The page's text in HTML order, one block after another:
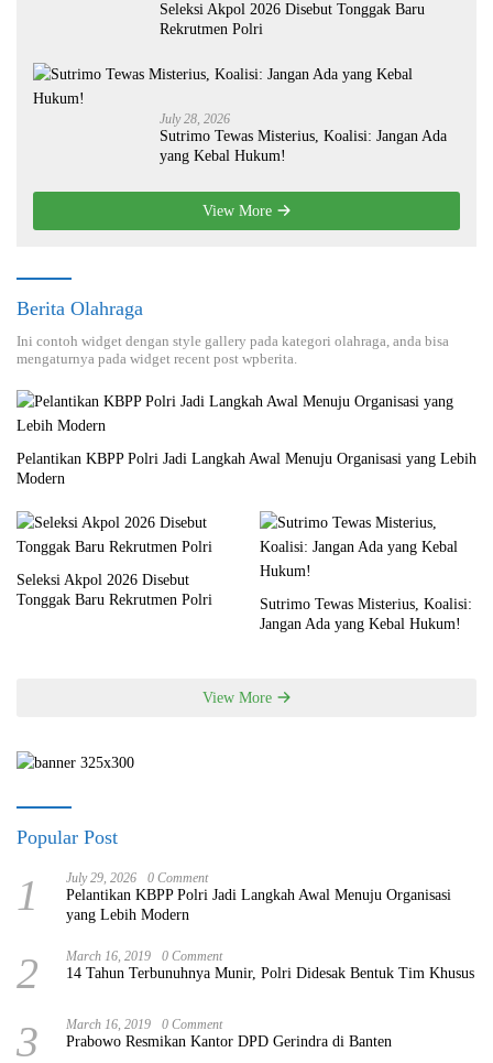
Seleksi Akpol 2026 Disebut Tonggak Baru
Rekrutmen Polri
July 28, 2026
Sutrimo Tewas Misterius, Koalisi: Jangan Ada
yang Kebal Hukum!
View More
Berita Olahraga
Ini contoh widget dengan style gallery pada kategori olahraga, anda bisa
mengaturnya pada widget recent post wpberita.
Pelantikan KBPP Polri Jadi Langkah Awal Menuju Organisasi yang Lebih
Modern
Seleksi Akpol 2026 Disebut
Tonggak Baru Rekrutmen Polri
Sutrimo Tewas Misterius, Koalisi:
Jangan Ada yang Kebal Hukum!
View More
Popular Post
1 July 29, 2026 0 Comment
Pelantikan KBPP Polri Jadi Langkah Awal Menuju Organisasi
yang Lebih Modern
2 March 16, 2019 0 Comment
14 Tahun Terbunuhnya Munir, Polri Didesak Bentuk Tim Khusus
3 March 16, 2019 0 Comment
Prabowo Resmikan Kantor DPD Gerindra di Banten